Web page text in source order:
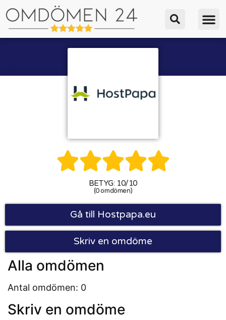

BETYG: 10/10
(0 omdömen)
Gå till Hostpapa.eu
Skriv en omdöme
Alla omdömen
Antal omdömen: 0
Skriv en omdöme